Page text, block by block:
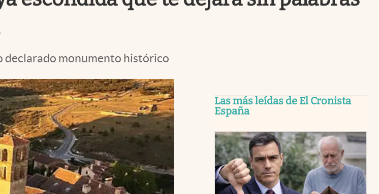
declarado monumento histórico
Las más leídas de El Cronista
España